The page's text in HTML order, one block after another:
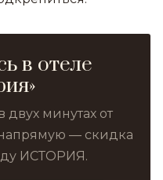
в отеле
двух минутах от
— скидка
ИСТОРИЯ.